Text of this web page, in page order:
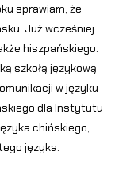
sprawiam, że
Już wcześniej
hiszpańskiego.
szkołą językową
w języku
dla Instytutu
chińskiego,
języka.